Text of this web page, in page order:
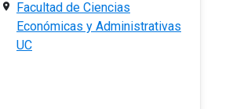
Facultad de Ciencias
Económicas y Administrativas
UC